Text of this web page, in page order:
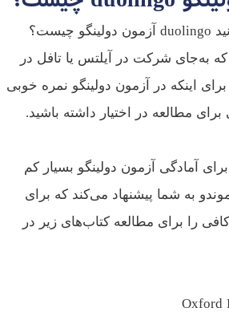
اکنون که به‌خوبی می‌دانید duolingo آزمون دولینگو چیست؟
به‌جای شرکت در آیلتس یا تافل در
اینکه در آزمون دولینگو نمره خوبی
مطالعه در اختیار داشته باشید.
آمادگی آزمون دولینگو بسیار کم
به شما پیشنهاد می‌کند که برای
را برای مطالعه کتاب‌های زیر در